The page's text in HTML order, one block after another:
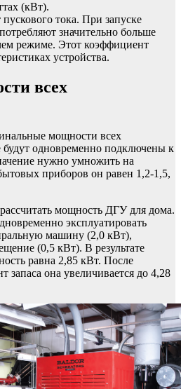
(кВт).
тока. При запуске
значительно больше
режиме. Этот коэффициент
устройства.
всех
мощности всех
будут одновременно подключены к
нужно умножить на
приборов он равен 1,2-1,5,
мощность ДГУ для дома.
эксплуатировать
машину (2,0 кВт),
(0,5 кВт). В результате
равна 2,85 кВт. После
она увеличивается до 4,28